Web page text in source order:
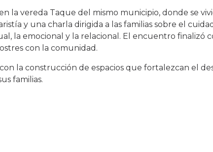
la vereda Taque del mismo municipio, donde se
y una charla dirigida a las familias sobre el
la emocional y la relacional. El encuentro finalizó
con la comunidad.
la construcción de espacios que fortalezcan el
familias.